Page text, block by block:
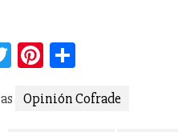
TwitterPinterest
Opinión Cofrade